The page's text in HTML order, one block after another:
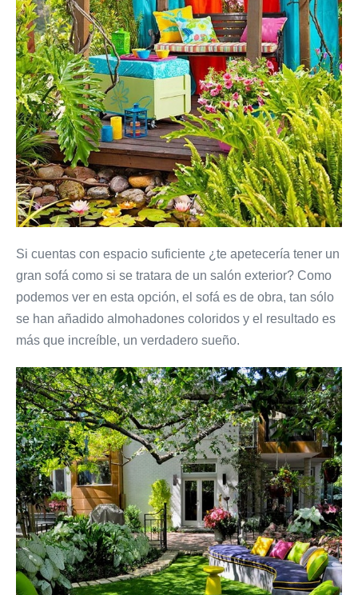
Si cuentas con espacio suficiente ¿te apetecería tener un
gran sofá como si se tratara de un salón exterior? Como
podemos ver en esta opción, el sofá es de obra, tan sólo
se han añadido almohadones coloridos y el resultado es
más que increíble, un verdadero sueño.